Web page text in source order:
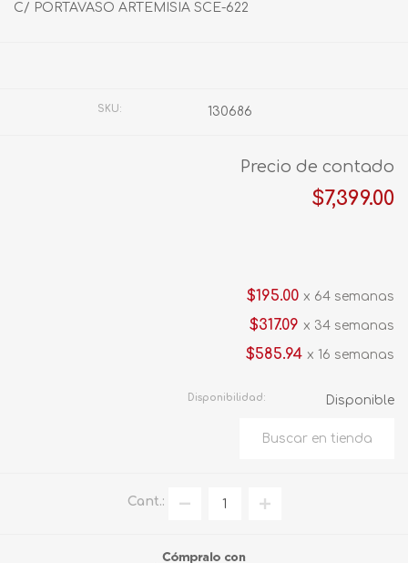
C/ PORTAVASO ARTEMISIA SCE-622
SKU: 130686
Precio de contado
$7,399.00
$195.00 x 64 semanas
$317.09 x 34 semanas
$585.94 x 16 semanas
Disponibilidad: Disponible
Cant.: